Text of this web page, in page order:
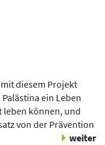
diesem Projekt
ein Leben
leben können, und
von der Prävention
weiter